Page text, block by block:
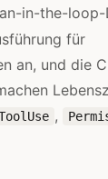
in-the-
für
an, und die
,